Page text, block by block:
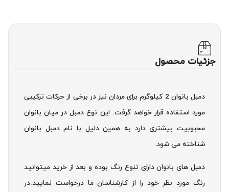
جزئیات محصول
دمبل بانوان 2 کیلوگرم برای مردان نیز در برخی از حرکات ترکیبی
مورد استفاده قرار خواهد گرفت. این نوع دمبل در میان بانوان
محبوبیت بیشتری دارد به همین دلیل با نام دمبل بانوان
شناخته می شود.
دمبل های بانوان دارای تنوع رنگ بوده و بعد از خرید میتوانید
رنگ مورد نظر خود را از کارشناسان ما درخواست نمایید.در